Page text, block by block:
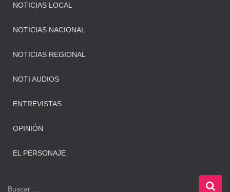
NOTICIAS LOCAL
NOTICIAS NACIONAL
NOTICIAS REGIONAL
NOTI AUDIOS
ENTREVISTAS
OPINIÓN
EL PERSONAJE
B
Buscar …